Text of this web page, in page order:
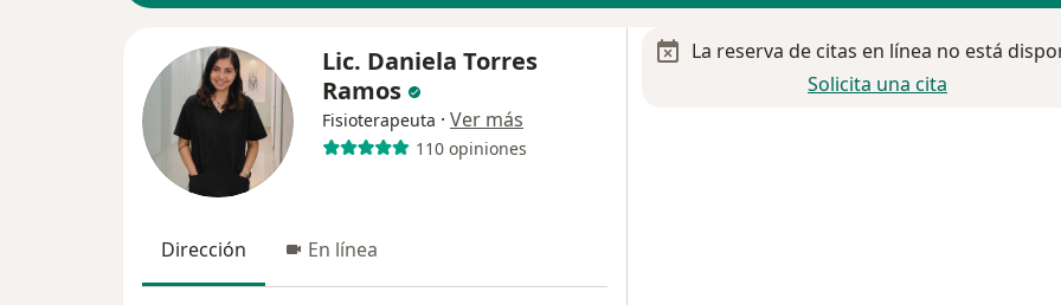
Lic. Daniela Torres
Ramos
Fisioterapeuta · Ver más
110 opiniones
Dirección En línea
La reserva de citas en línea no está
Solicita una cita